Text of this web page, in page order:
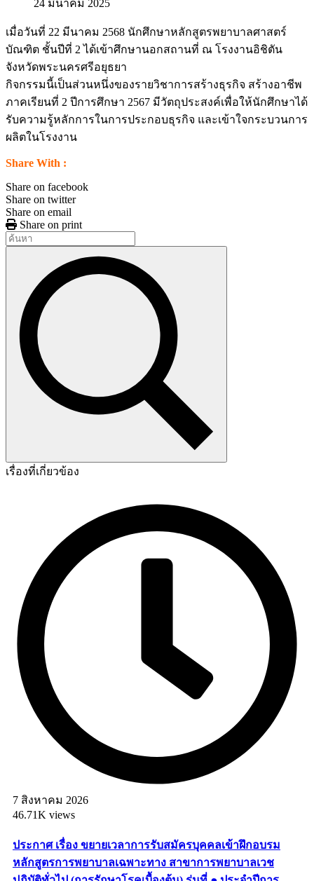
24 มีนาคม 2025
เมื่อวันที่ 22 มีนาคม 2568 นักศึกษาหลักสูตรพยาบาลศาสตร์
บัณฑิต ชั้นปีที่ 2 ได้เข้าศึกษานอกสถานที่ ณ โรงงานอิชิตัน
จังหวัดพระนครศรีอยุธยา
กิจกรรมนี้เป็นส่วนหนึ่งของรายวิชาการสร้างธุรกิจ สร้างอาชีพ
ภาคเรียนที่ 2 ปีการศึกษา 2567 มีวัตถุประสงค์เพื่อให้นักศึกษาได้
รับความรู้หลักการในการประกอบธุรกิจ และเข้าใจกระบวนการ
ผลิตในโรงงาน
Share With :
Share on facebook
Share on twitter
Share on email
Share on print
เรื่องที่เกี่ยวข้อง
7 สิงหาคม 2026
46.71K views
ประกาศ เรื่อง ขยายเวลาการรับสมัครบุคคลเข้าฝึกอบรม
หลักสูตรการพยาบาลเฉพาะทาง สาขาการพยาบาลเวช